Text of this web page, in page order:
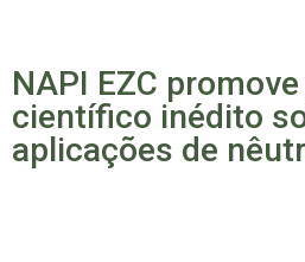
NAPI EZC
científico inédito
aplicações de